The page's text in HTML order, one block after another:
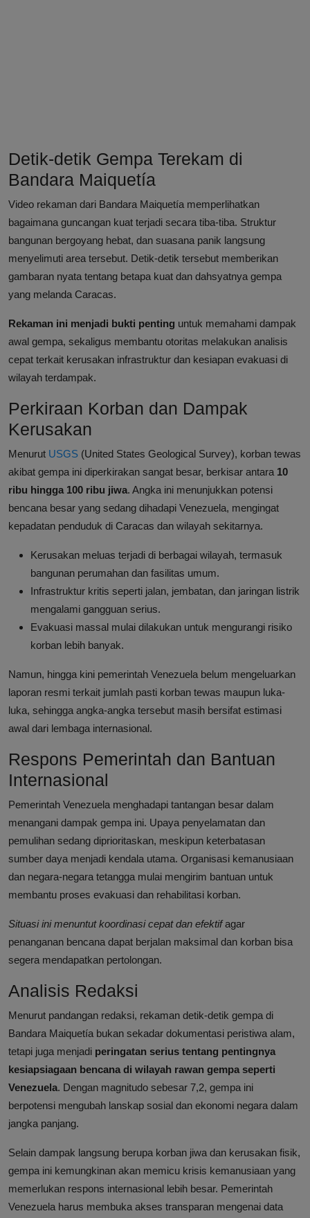
Detik-detik Gempa Terekam di
Bandara Maiquetía
Video rekaman dari Bandara Maiquetía memperlihatkan
bagaimana guncangan kuat terjadi secara tiba-tiba. Struktur
bangunan bergoyang hebat, dan suasana panik langsung
menyelimuti area tersebut. Detik-detik tersebut memberikan
gambaran nyata tentang betapa kuat dan dahsyatnya gempa
yang melanda Caracas.
Rekaman ini menjadi bukti penting untuk memahami dampak
awal gempa, sekaligus membantu otoritas melakukan analisis
cepat terkait kerusakan infrastruktur dan kesiapan evakuasi di
wilayah terdampak.
Perkiraan Korban dan Dampak
Kerusakan
Menurut USGS (United States Geological Survey), korban tewas
akibat gempa ini diperkirakan sangat besar, berkisar antara 10
ribu hingga 100 ribu jiwa. Angka ini menunjukkan potensi
bencana besar yang sedang dihadapi Venezuela, mengingat
kepadatan penduduk di Caracas dan wilayah sekitarnya.
Kerusakan meluas terjadi di berbagai wilayah, termasuk
bangunan perumahan dan fasilitas umum.
Infrastruktur kritis seperti jalan, jembatan, dan jaringan listrik
mengalami gangguan serius.
Evakuasi massal mulai dilakukan untuk mengurangi risiko
korban lebih banyak.
Namun, hingga kini pemerintah Venezuela belum mengeluarkan
laporan resmi terkait jumlah pasti korban tewas maupun luka-
luka, sehingga angka-angka tersebut masih bersifat estimasi
awal dari lembaga internasional.
Respons Pemerintah dan Bantuan
Internasional
Pemerintah Venezuela menghadapi tantangan besar dalam
menangani dampak gempa ini. Upaya penyelamatan dan
pemulihan sedang diprioritaskan, meskipun keterbatasan
sumber daya menjadi kendala utama. Organisasi kemanusiaan
dan negara-negara tetangga mulai mengirim bantuan untuk
membantu proses evakuasi dan rehabilitasi korban.
Situasi ini menuntut koordinasi cepat dan efektifagar
penanganan bencana dapat berjalan maksimal dan korban bisa
segera mendapatkan pertolongan.
Analisis Redaksi
Menurut pandangan redaksi, rekaman detik-detik gempa di
Bandara Maiquetía bukan sekadar dokumentasi peristiwa alam,
tetapi juga menjadi peringatan serius tentang pentingnya
kesiapsiagaan bencana di wilayah rawan gempa seperti
Venezuela. Dengan magnitudo sebesar 7,2, gempa ini
berpotensi mengubah lanskap sosial dan ekonomi negara dalam
jangka panjang.
Selain dampak langsung berupa korban jiwa dan kerusakan fisik,
gempa ini kemungkinan akan memicu krisis kemanusiaan yang
memerlukan respons internasional lebih besar. Pemerintah
Venezuela harus membuka akses transparan mengenai data